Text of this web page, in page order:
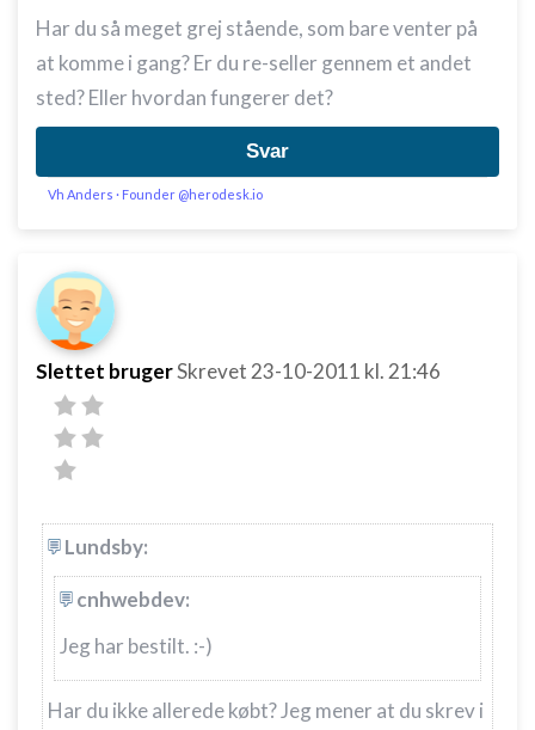
Har du så meget grej stående, som bare venter på
at komme i gang? Er du re-seller gennem et andet
sted? Eller hvordan fungerer det?
Svar
Vh Anders · Founder @herodesk.io
Slettet brugerSkrevet 23-10-2011 kl. 21:46
Lundsby:
cnhwebdev:
Jeg har bestilt. :-)
Har du ikke allerede købt? Jeg mener at du skrev i